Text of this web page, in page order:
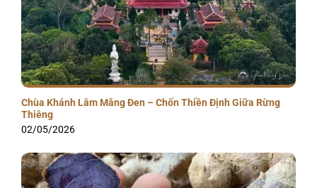
Chùa Khánh Lâm Măng Đen – Chốn Thiền Định Giữa Rừng
Thiêng
02/05/2026